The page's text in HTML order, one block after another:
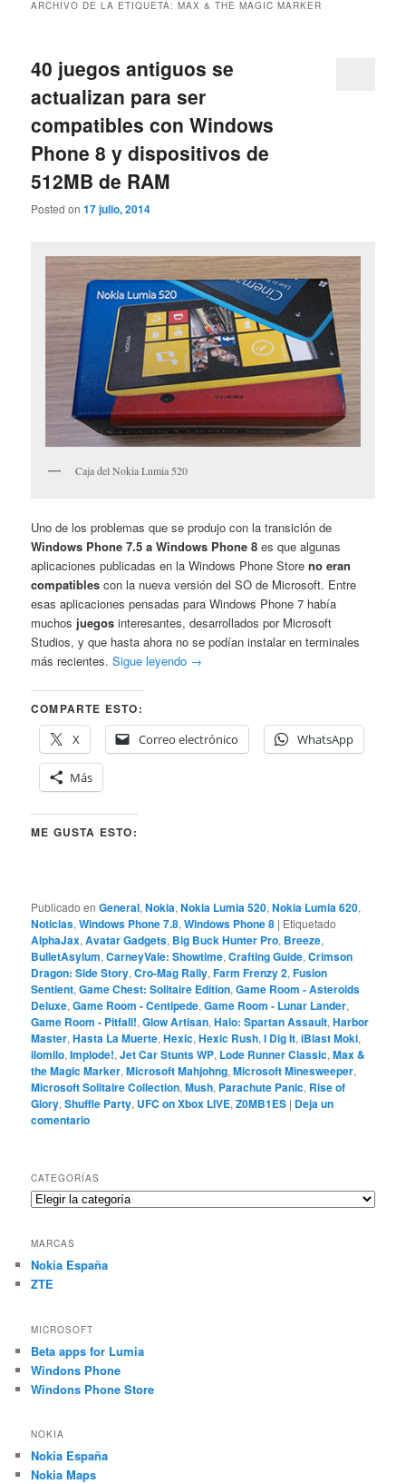
ARCHIVO DE LA ETIQUETA:MAX & THE MAGIC MARKER
40 juegos antiguos se
actualizan para ser
compatibles con Windows
Phone 8 y dispositivos de
512MB de RAM
Posted on17 julio, 2014
Caja del Nokia Lumia 520
Uno de los problemas que se produjo con la transición de
Windows Phone 7.5 a Windows Phone 8 es que algunas
aplicaciones publicadas en la Windows Phone Storeno eran
compatibles con la nueva versión del SO de Microsoft. Entre
esas aplicaciones pensadas para Windows Phone 7 había
muchos juegos interesantes, desarrollados por Microsoft
Studios, y que hasta ahora no se podían instalar en terminales
más recientes.Sigue leyendo →
COMPARTE ESTO:
X
Correo electrónico WhatsApp
Más
ME GUSTA ESTO:
Publicado en General,Nokia,Nokia Lumia 520,Nokia Lumia 620,
Noticias,Windows Phone 7.8,Windows Phone 8 | Etiquetado
AlphaJax,Avatar Gadgets, Big Buck Hunter Pro, Breeze,
BulletAsylum,CarneyVale: Showtime,Crafting Guide,Crimson
Dragon: Side Story,Cro-Mag Rally,Farm Frenzy 2,Fusion
Sentient,Game Chest: Solitaire Edition,Game Room - Asteroids
Deluxe,Game Room - Centipede,Game Room - Lunar Lander,
Game Room - Pitfall!,Glow Artisan,Halo: Spartan Assault,Harbor
Master,Hasta La Muerte,Hexic,Hexic Rush,I Dig It,iBlast Moki,
ilomilo,Implode!,Jet Car Stunts WP, Lode Runner Classic,Max &
the Magic Marker,Microsoft Mahjohng,Microsoft Minesweeper,
Microsoft Solitaire Collection,Mush, Parachute Panic, Rise of
Glory,Shuffle Party, UFC on Xbox LIVE,Z0MB1ES | Deja un
comentario
CATEGORÍAS
Categorías
MARCAS
Nokia España
ZTE
MICROSOFT
Beta apps for Lumia
Windons Phone
Windons Phone Store
NOKIA
Nokia España
Nokia Maps